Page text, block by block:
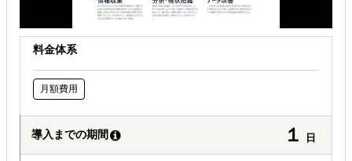
料金体系
月額費用
導入までの期間 １ 日